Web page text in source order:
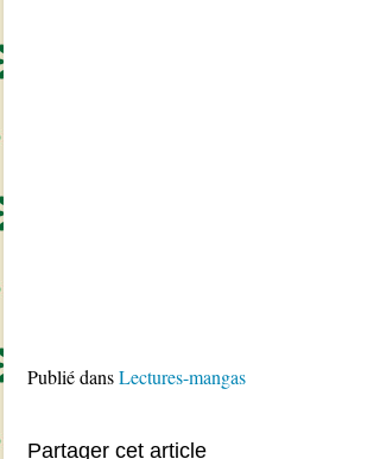
Publié dansLectures-mangas
Partager cet article